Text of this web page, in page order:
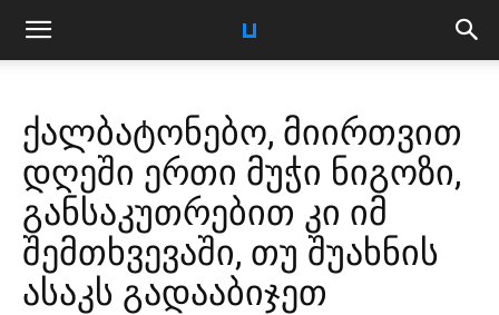
ქალბატონებო, მიირთვით
დღეში ერთი მუჭი ნიგოზი,
განსაკუთრებით კი იმ
შემთხვევაში, თუ შუახნის
ასაკს გადააბიჯეთ